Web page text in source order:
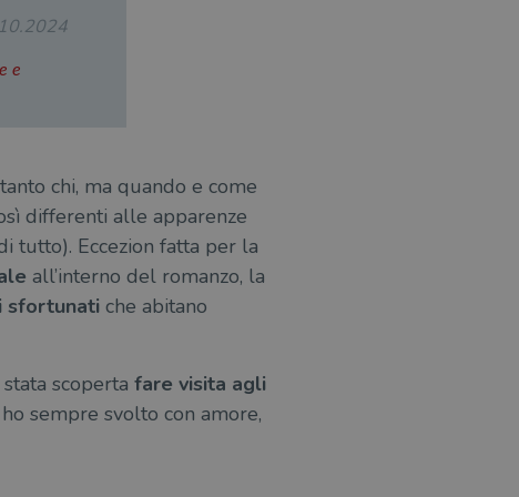
e
chi, ma quando e come
differenti alle apparenze
tutto). Eccezion fatta per la
all’interno del romanzo, la
sfortunatiche abitano
scoperta fare visita agli
sempre svolto con amore,